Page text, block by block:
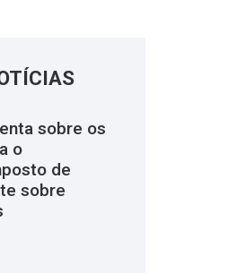
sobre os
o
de
sobre